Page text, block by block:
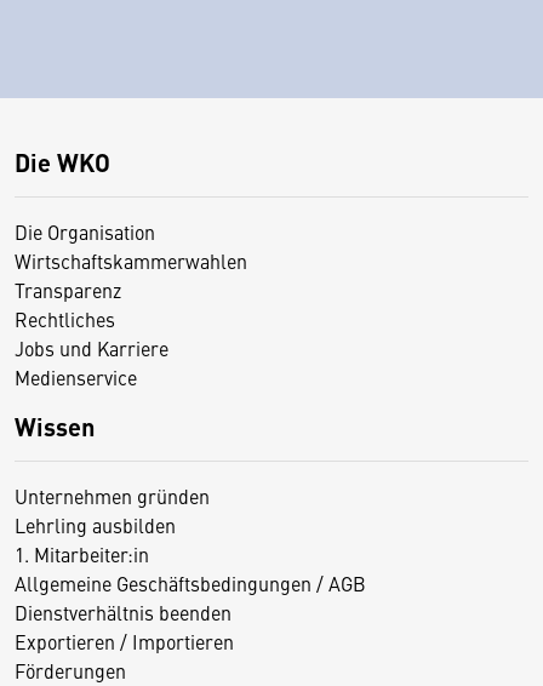
Die WKO
Die Organisation
Wirtschaftskammerwahlen
Transparenz
Rechtliches
Jobs und Karriere
Medienservice
Wissen
Unternehmen gründen
Lehrling ausbilden
1. Mitarbeiter:in
Allgemeine Geschäftsbedingungen / AGB
Dienstverhältnis beenden
Exportieren / Importieren
Förderungen